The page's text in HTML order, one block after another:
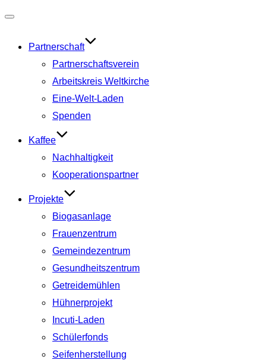
umschalten
Partnerschaft
Partnerschaftsverein
Arbeitskreis Weltkirche
Eine-Welt-Laden
Spenden
Kaffee
Nachhaltigkeit
Kooperationspartner
Projekte
Biogasanlage
Frauenzentrum
Gemeindezentrum
Gesundheitszentrum
Getreidemühlen
Hühnerprojekt
Incuti-Laden
Schülerfonds
Seifenherstellung